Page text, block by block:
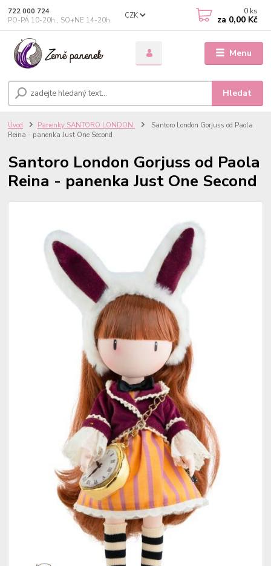
Menu
CZK
Hledat
722 000 724
PO-PÁ 10-20h., SO+NE 14-20h.
0 ks
za 0,00 Kč
Úvod Panenky SANTORO LONDON
Santoro London Gorjuss od Paola
Reina - panenka Just One Second
Santoro London Gorjuss od Paola
Reina - panenka Just One Second